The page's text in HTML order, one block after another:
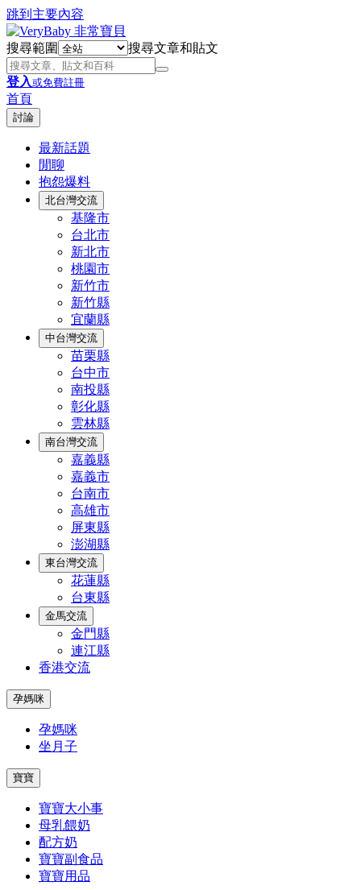
跳到主要內容
搜尋範圍 搜尋文章和貼文
登入或免費註冊
首頁
討論
最新話題
閒聊
抱怨爆料
北台灣交流
基隆市
台北市
新北市
桃園市
新竹市
新竹縣
宜蘭縣
中台灣交流
苗栗縣
台中市
南投縣
彰化縣
雲林縣
南台灣交流
嘉義縣
嘉義市
台南市
高雄市
屏東縣
澎湖縣
東台灣交流
花蓮縣
台東縣
金馬交流
金門縣
連江縣
香港交流
孕媽咪
孕媽咪
坐月子
寶寶
寶寶大小事
母乳餵奶
配方奶
寶寶副食品
寶寶用品